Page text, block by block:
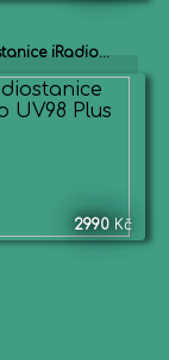
iRadio...
2990 Kč